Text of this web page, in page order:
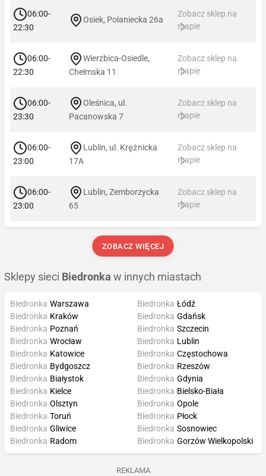
06:00-
22:30
Osiek, Połaniecka 26a
Zobacz sklep na
mapie
06:00-
22:30
Wierzbica-Osiedle,
Chełmska 11
Zobacz sklep na
mapie
06:00-
23:30
Oleśnica, ul.
Pacanowska 7
Zobacz sklep na
mapie
06:00-
23:00
Lublin, ul. Krężnicka
17A
Zobacz sklep na
mapie
06:00-
23:00
Lublin, Zemborzycka
65
Zobacz sklep na
mapie
ZOBACZ WIĘCEJ
Sklepy sieci Biedronka w innych miastach
Biedronka Warszawa
Biedronka Kraków
Biedronka Poznań
Biedronka Wrocław
Biedronka Łódź
Biedronka Gdańsk
Biedronka Szczecin
Biedronka Lublin
Biedronka Katowice
Biedronka Bydgoszcz
Biedronka Białystok
Biedronka Kielce
Biedronka Częstochowa
Biedronka Rzeszów
Biedronka Gdynia
Biedronka Bielsko-Biała
Biedronka Olsztyn
Biedronka Toruń
Biedronka Gliwice
Biedronka Radom
Biedronka Opole
Biedronka Płock
Biedronka Sosnowiec
Biedronka Gorzów Wielkopolski
REKLAMA